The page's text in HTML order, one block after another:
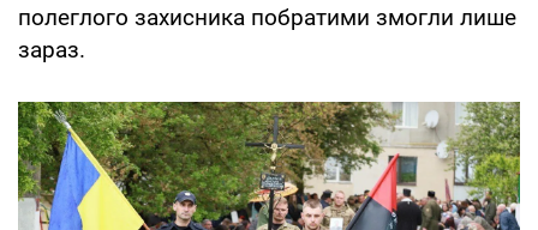
полеглого захисника побратими змогли лише
зараз.